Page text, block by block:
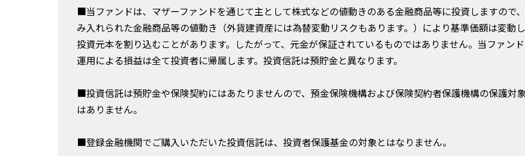
■当ファンドは、マザーファンドを通じて主として株式などの値動きのある金融商品等に投資しますので
み入れられた金融商品等の値動き（外貨建資産には為替変動リスクもあります。）により基準価額は変動し
投資元本を割り込むことがあります。したがって、元金が保証されているものではありません。当ファン
運用による損益は全て投資者に帰属します。投資信託は預貯金と異なります。
■投資信託は預貯金や保険契約にはあたりませんので、預金保険機構および保険契約者保護機構の保護対
はありません。
■登録金融機関でご購入いただいた投資信託は、投資者保護基金の対象とはなりません。